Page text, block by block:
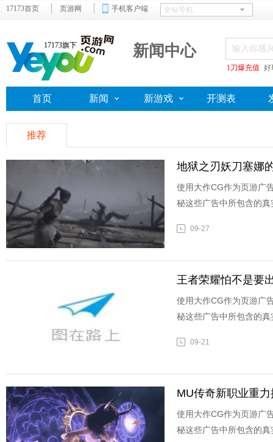
17173首页 页游网 手机客户端
17173旗下 新闻中心
1刀爆充值 好
首页 新闻 新游戏 开测表
推荐
地狱之刃妖刀塞娜
使用大作CG作为页游广
秘这些广告中所包含的真
09-27
王者荣耀怕不是要
使用大作CG作为页游广
秘这些广告中所包含的真
09-21
MU传奇新职业重
使用大作CG作为页游广
秘这些广告中所包含的真